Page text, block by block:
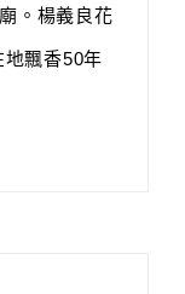
。楊義良花
飄香50年